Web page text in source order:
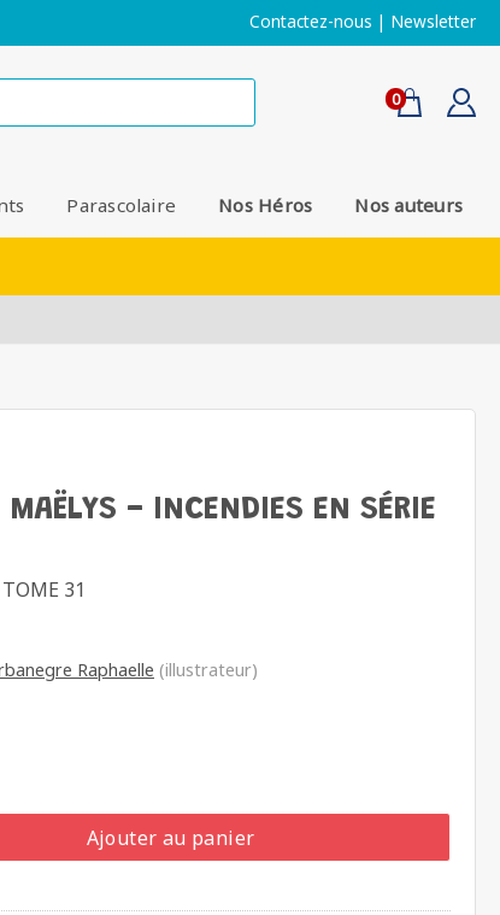
Contactez-nous | Newsletter
0
Parascolaire Nos Héros Nos auteurs
MAËLYS - INCENDIES EN SÉRIE
31
Raphaelle (illustrateur)
Ajouter au panier